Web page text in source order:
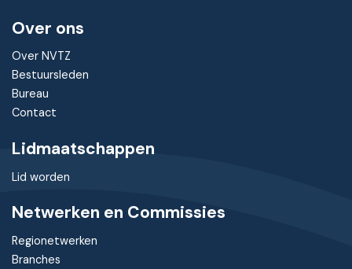
Over ons
Over NVTZ
Bestuursleden
Bureau
Contact
Lidmaatschappen
Lid worden
Netwerken en Commissies
Regionetwerken
Branches